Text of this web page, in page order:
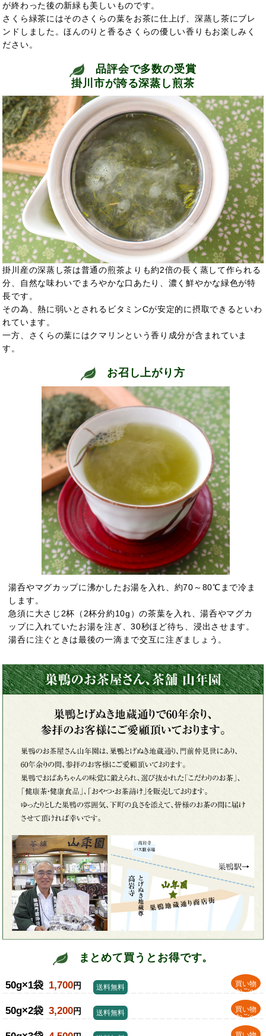
が終わった後の新緑も美しいものです。
さくら緑茶にはそのさくらの葉をお茶に仕上げ、深蒸し茶にブレ
ンドしました。ほんのりと香るさくらの優しい香りもお楽しみく
ださい。
品評会で多数の受賞
掛川市が誇る深蒸し煎茶
掛川産の深蒸し茶は普通の煎茶よりも約2倍の長く蒸して作られる
分、自然な味わいでまろやかな口あたり、濃く鮮やかな緑色が特
長です。
その為、熱に弱いとされるビタミンCが安定的に摂取できるといわ
れています。
一方、さくらの葉にはクマリンという香り成分が含まれていま
す。
お召し上がり方
湯呑やマグカップに沸かしたお湯を入れ、約70～80℃まで冷ま
します。
急須に大さじ2杯（2杯分約10g）の茶葉を入れ、湯呑やマグカ
ップに入れていたお湯を注ぎ、30秒ほど待ち、浸出させます。
湯呑に注ぐときは最後の一滴まで交互に注ぎましょう。
まとめて買うとお得です。
50g×1袋 1,700円
買い物
かごへ
送料無料
50g×2袋 3,200円
買い物
かごへ
送料無料